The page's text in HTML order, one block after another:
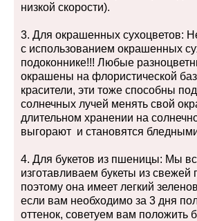
низкой скорости).
3. Для окрашенных сухоцветов:
с использованием окрашенных
подоконнике!!! Любые
окрашены на флористической
красители, эти тоже способны
солнечных лучей менять свой
длительном хранении на
выгорают и становятся
4. Для букетов из пшеницы: Мы
изготавливаем букеты из
поэтому она имеет легкий
если вам необходимо за 3 дня
оттенок, советуем вам положить